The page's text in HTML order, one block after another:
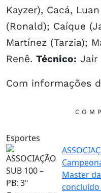
Kayzer), Cacá,
(Ronald); Caíque
Martínez (Tarzia);
Renê. Técnico: Jair
Com informações
Esportes
Master